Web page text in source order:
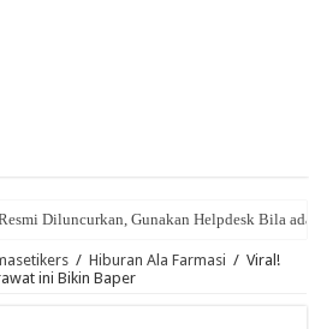
Diluncurkan, Gunakan Helpdesk Bila
/ Hiburan Ala Farmasi / Viral!
ini Bikin Baper